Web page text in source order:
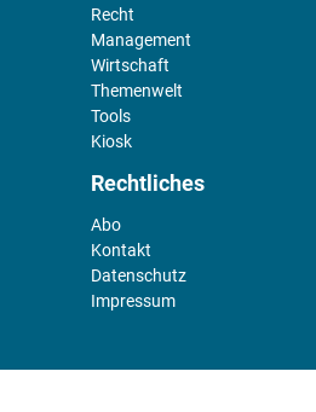
Recht
Management
Wirtschaft
Themenwelt
Tools
Kiosk
Rechtliches
Abo
Kontakt
Datenschutz
Impressum